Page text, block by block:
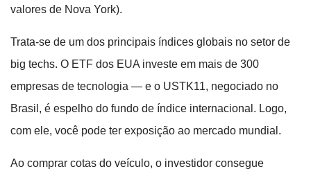
valores de Nova York).
Trata-se de um dos principais índices globais no setor de
big techs. O ETF dos EUA investe em mais de 300
empresas de tecnologia — e o USTK11, negociado no
Brasil, é espelho do fundo de índice internacional. Logo,
com ele, você pode ter exposição ao mercado mundial.
Ao comprar cotas do veículo, o investidor consegue